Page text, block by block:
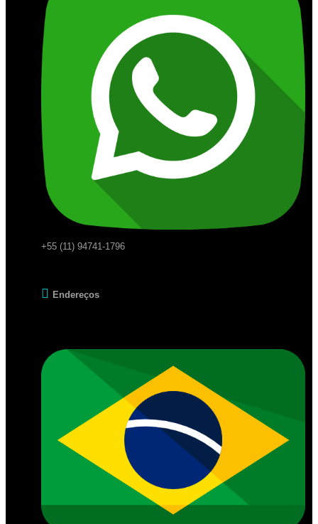
+55 (11) 94741-1796
Endereços